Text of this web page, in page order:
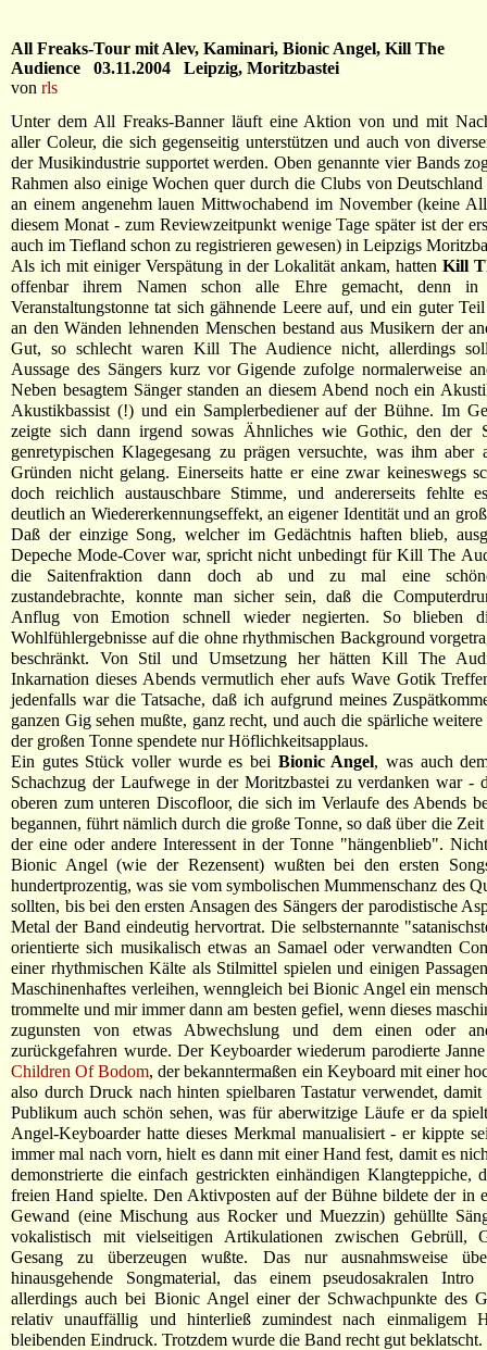
All Freaks-Tour mit Alev, Kaminari, Bionic Angel, Kill The
Audience 03.11.2004 Leipzig, Moritzbastei
von rls
Unter dem All Freaks-Banner läuft eine Aktion von und mit
aller Coleur, die sich gegenseitig unterstützen und auch von
der Musikindustrie supportet werden. Oben genannte vier Bands
Rahmen also einige Wochen quer durch die Clubs von
an einem angenehm lauen Mittwochabend im November (keine
diesem Monat - zum Reviewzeitpunkt wenige Tage später ist der
auch im Tiefland schon zu registrieren gewesen) in Leipzigs
Als ich mit einiger Verspätung in der Lokalität ankam, hatten Kill
offenbar ihrem Namen schon alle Ehre gemacht, denn in
Veranstaltungstonne tat sich gähnende Leere auf, und ein guter
an den Wänden lehnenden Menschen bestand aus Musikern der
Gut, so schlecht waren Kill The Audience nicht, allerdings
Aussage des Sängers kurz vor Gigende zufolge normalerweise
Neben besagtem Sänger standen an diesem Abend noch ein
Akustikbassist (!) und ein Samplerbediener auf der Bühne. Im
zeigte sich dann irgend sowas Ähnliches wie Gothic, den der
genretypischen Klagegesang zu prägen versuchte, was ihm aber
Gründen nicht gelang. Einerseits hatte er eine zwar keineswegs
doch reichlich austauschbare Stimme, und andererseits fehlte
deutlich an Wiedererkennungseffekt, an eigener Identität und an
Daß der einzige Song, welcher im Gedächtnis haften blieb,
Depeche Mode-Cover war, spricht nicht unbedingt für Kill The
die Saitenfraktion dann doch ab und zu mal eine
zustandebrachte, konnte man sicher sein, daß die
Anflug von Emotion schnell wieder negierten. So blieben
Wohlfühlergebnisse auf die ohne rhythmischen Background
beschränkt. Von Stil und Umsetzung her hätten Kill The
Inkarnation dieses Abends vermutlich eher aufs Wave Gotik
jedenfalls war die Tatsache, daß ich aufgrund meines
ganzen Gig sehen mußte, ganz recht, und auch die spärliche
der großen Tonne spendete nur Höflichkeitsapplaus.
Ein gutes Stück voller wurde es bei Bionic Angel, was auch
Schachzug der Laufwege in der Moritzbastei zu verdanken war -
oberen zum unteren Discofloor, die sich im Verlaufe des Abends
begannen, führt nämlich durch die große Tonne, so daß über die
der eine oder andere Interessent in der Tonne "hängenblieb".
Bionic Angel (wie der Rezensent) wußten bei den ersten
hundertprozentig, was sie vom symbolischen Mummenschanz des
sollten, bis bei den ersten Ansagen des Sängers der parodistische
Metal der Band eindeutig hervortrat. Die selbsternannte
orientierte sich musikalisch etwas an Samael oder verwandten
einer rhythmischen Kälte als Stilmittel spielen und einigen
Maschinenhaftes verleihen, wenngleich bei Bionic Angel ein
trommelte und mir immer dann am besten gefiel, wenn dieses
zugunsten von etwas Abwechslung und dem einen oder
zurückgefahren wurde. Der Keyboarder wiederum parodierte
Children Of Bodom, der bekanntermaßen ein Keyboard mit einer
also durch Druck nach hinten spielbaren Tastatur verwendet,
Publikum auch schön sehen, was für aberwitzige Läufe er da
Angel-Keyboarder hatte dieses Merkmal manualisiert - er kippte
immer mal nach vorn, hielt es dann mit einer Hand fest, damit es
demonstrierte die einfach gestrickten einhändigen Klangteppiche,
freien Hand spielte. Den Aktivposten auf der Bühne bildete der in
Gewand (eine Mischung aus Rocker und Muezzin) gehüllte
vokalistisch mit vielseitigen Artikulationen zwischen Gebrüll,
Gesang zu überzeugen wußte. Das nur ausnahmsweise
hinausgehende Songmaterial, das einem pseudosakralen
allerdings auch bei Bionic Angel einer der Schwachpunkte des
relativ unauffällig und hinterließ zumindest nach einmaligem
bleibenden Eindruck. Trotzdem wurde die Band recht gut beklatscht.